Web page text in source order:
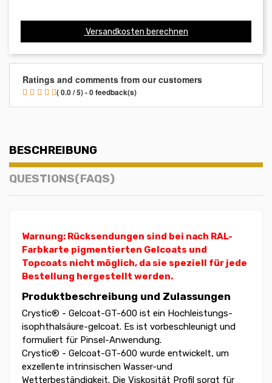
Versandkosten berechnen
Ratings and comments from our customers
( 0.0 / 5) - 0 feedback(s)
BESCHREIBUNG
QUESTIONS(FAQS)
Warnung: Rücksendungen sind bei nach RAL-
Farbkarte pigmentierten Gelcoats und
Topcoats nicht möglich, da sie speziell für jede
Bestellung hergestellt werden.
Produktbeschreibung und Zulassungen
Crystic® - Gelcoat-GT-600 ist ein Hochleistungs-
isophthalsäure-gelcoat. Es ist vorbeschleunigt und
formuliert für Pinsel-Anwendung.
Crystic® - Gelcoat-GT-600 wurde entwickelt, um
exzellente intrinsischen Wasser-und
Wetterbeständigkeit. Die Viskosität Profil sorgt für